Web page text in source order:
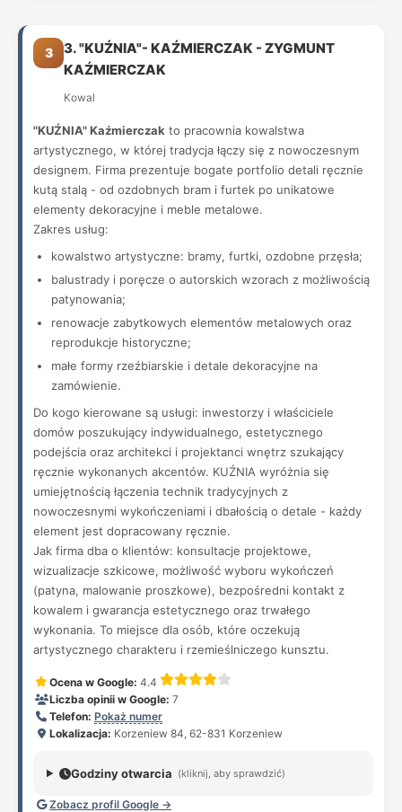
3
3. "KUŹNIA"- KAŹMIERCZAK - ZYGMUNT
KAŹMIERCZAK
Kowal
"KUŹNIA" Kaźmierczak to pracownia kowalstwa
artystycznego, w której tradycja łączy się z nowoczesnym
designem. Firma prezentuje bogate portfolio detali ręcznie
kutą stalą - od ozdobnych bram i furtek po unikatowe
elementy dekoracyjne i meble metalowe.
Zakres usług:
kowalstwo artystyczne: bramy, furtki, ozdobne przęsła;
balustrady i poręcze o autorskich wzorach z możliwością
patynowania;
renowacje zabytkowych elementów metalowych oraz
reprodukcje historyczne;
małe formy rzeźbiarskie i detale dekoracyjne na
zamówienie.
Do kogo kierowane są usługi: inwestorzy i właściciele
domów poszukujący indywidualnego, estetycznego
podejścia oraz architekci i projektanci wnętrz szukający
ręcznie wykonanych akcentów. KUŹNIA wyróżnia się
umiejętnością łączenia technik tradycyjnych z
nowoczesnymi wykończeniami i dbałością o detale - każdy
element jest dopracowany ręcznie.
Jak firma dba o klientów: konsultacje projektowe,
wizualizacje szkicowe, możliwość wyboru wykończeń
(patyna, malowanie proszkowe), bezpośredni kontakt z
kowalem i gwarancja estetycznego oraz trwałego
wykonania. To miejsce dla osób, które oczekują
artystycznego charakteru i rzemieślniczego kunsztu.
Ocena w Google: 4.4
Liczba opinii w Google: 7
Telefon: Pokaż numer
Lokalizacja: Korzeniew 84, 62-831 Korzeniew
Godziny otwarcia (kliknij, aby sprawdzić)
Zobacz profil Google →